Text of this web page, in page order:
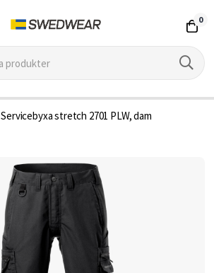
0
Servicebyxa stretch 2701 PLW, dam